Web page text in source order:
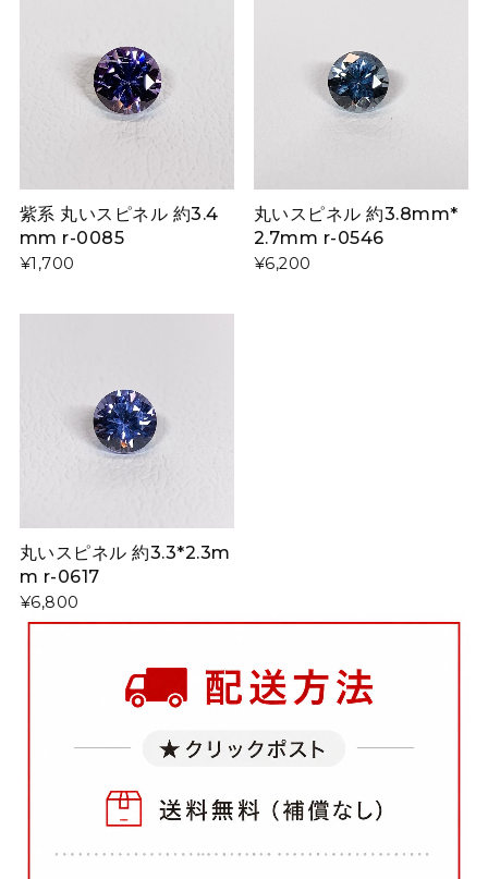
紫系 丸いスピネル 約3.4
mm r-0085
¥1,700
丸いスピネル 約3.8mm*
2.7mm r-0546
¥6,200
丸いスピネル 約3.3*2.3m
m r-0617
¥6,800